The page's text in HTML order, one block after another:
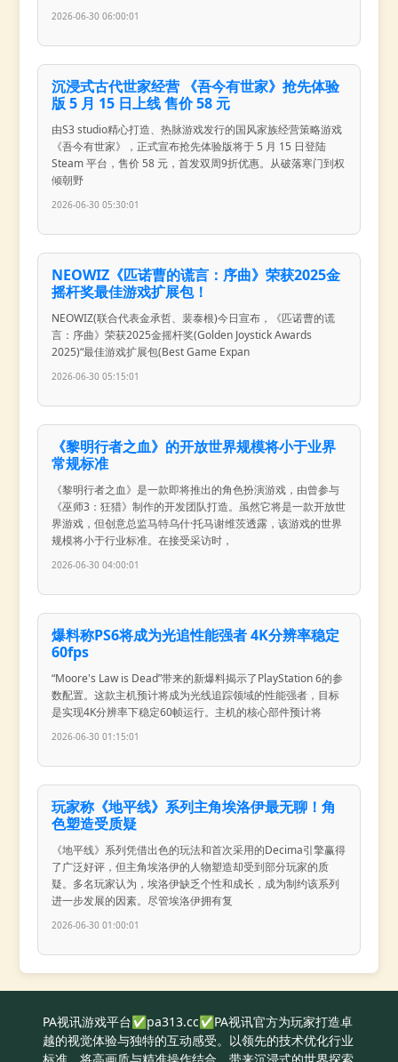
2026-06-30 06:00:01
沉浸式古代世家经营 《吾今有世家》抢先体验
版 5 月 15 日上线 售价 58 元
由S3 studio精心打造、热脉游戏发行的国风家族经营策略游戏
《吾今有世家》，正式宣布抢先体验版将于 5 月 15 日登陆
Steam 平台，售价 58 元，首发双周9折优惠。从破落寒门到权
倾朝野
2026-06-30 05:30:01
NEOWIZ《匹诺曹的谎言：序曲》荣获2025金
摇杆奖最佳游戏扩展包！
NEOWIZ(联合代表金承哲、裴泰根)今日宣布，《匹诺曹的谎
言：序曲》荣获2025金摇杆奖(Golden Joystick Awards
2025)“最佳游戏扩展包(Best Game Expan
2026-06-30 05:15:01
《黎明行者之血》的开放世界规模将小于业界
常规标准
《黎明行者之血》是一款即将推出的角色扮演游戏，由曾参与
《巫师3：狂猎》制作的开发团队打造。虽然它将是一款开放世
界游戏，但创意总监马特乌什·托马谢维茨透露，该游戏的世界
规模将小于行业标准。在接受采访时，
2026-06-30 04:00:01
爆料称PS6将成为光追性能强者 4K分辨率稳定
60fps
“Moore's Law is Dead”带来的新爆料揭示了PlayStation 6的参
数配置。这款主机预计将成为光线追踪领域的性能强者，目标
是实现4K分辨率下稳定60帧运行。主机的核心部件预计将
2026-06-30 01:15:01
玩家称《地平线》系列主角埃洛伊最无聊！角
色塑造受质疑
《地平线》系列凭借出色的玩法和首次采用的Decima引擎赢得
了广泛好评，但主角埃洛伊的人物塑造却受到部分玩家的质
疑。多名玩家认为，埃洛伊缺乏个性和成长，成为制约该系列
进一步发展的因素。尽管埃洛伊拥有复
2026-06-30 01:00:01
PA视讯游戏平台✅pa313.cc✅PA视讯官方为玩家打造卓
越的视觉体验与独特的互动感受。以领先的技术优化行业